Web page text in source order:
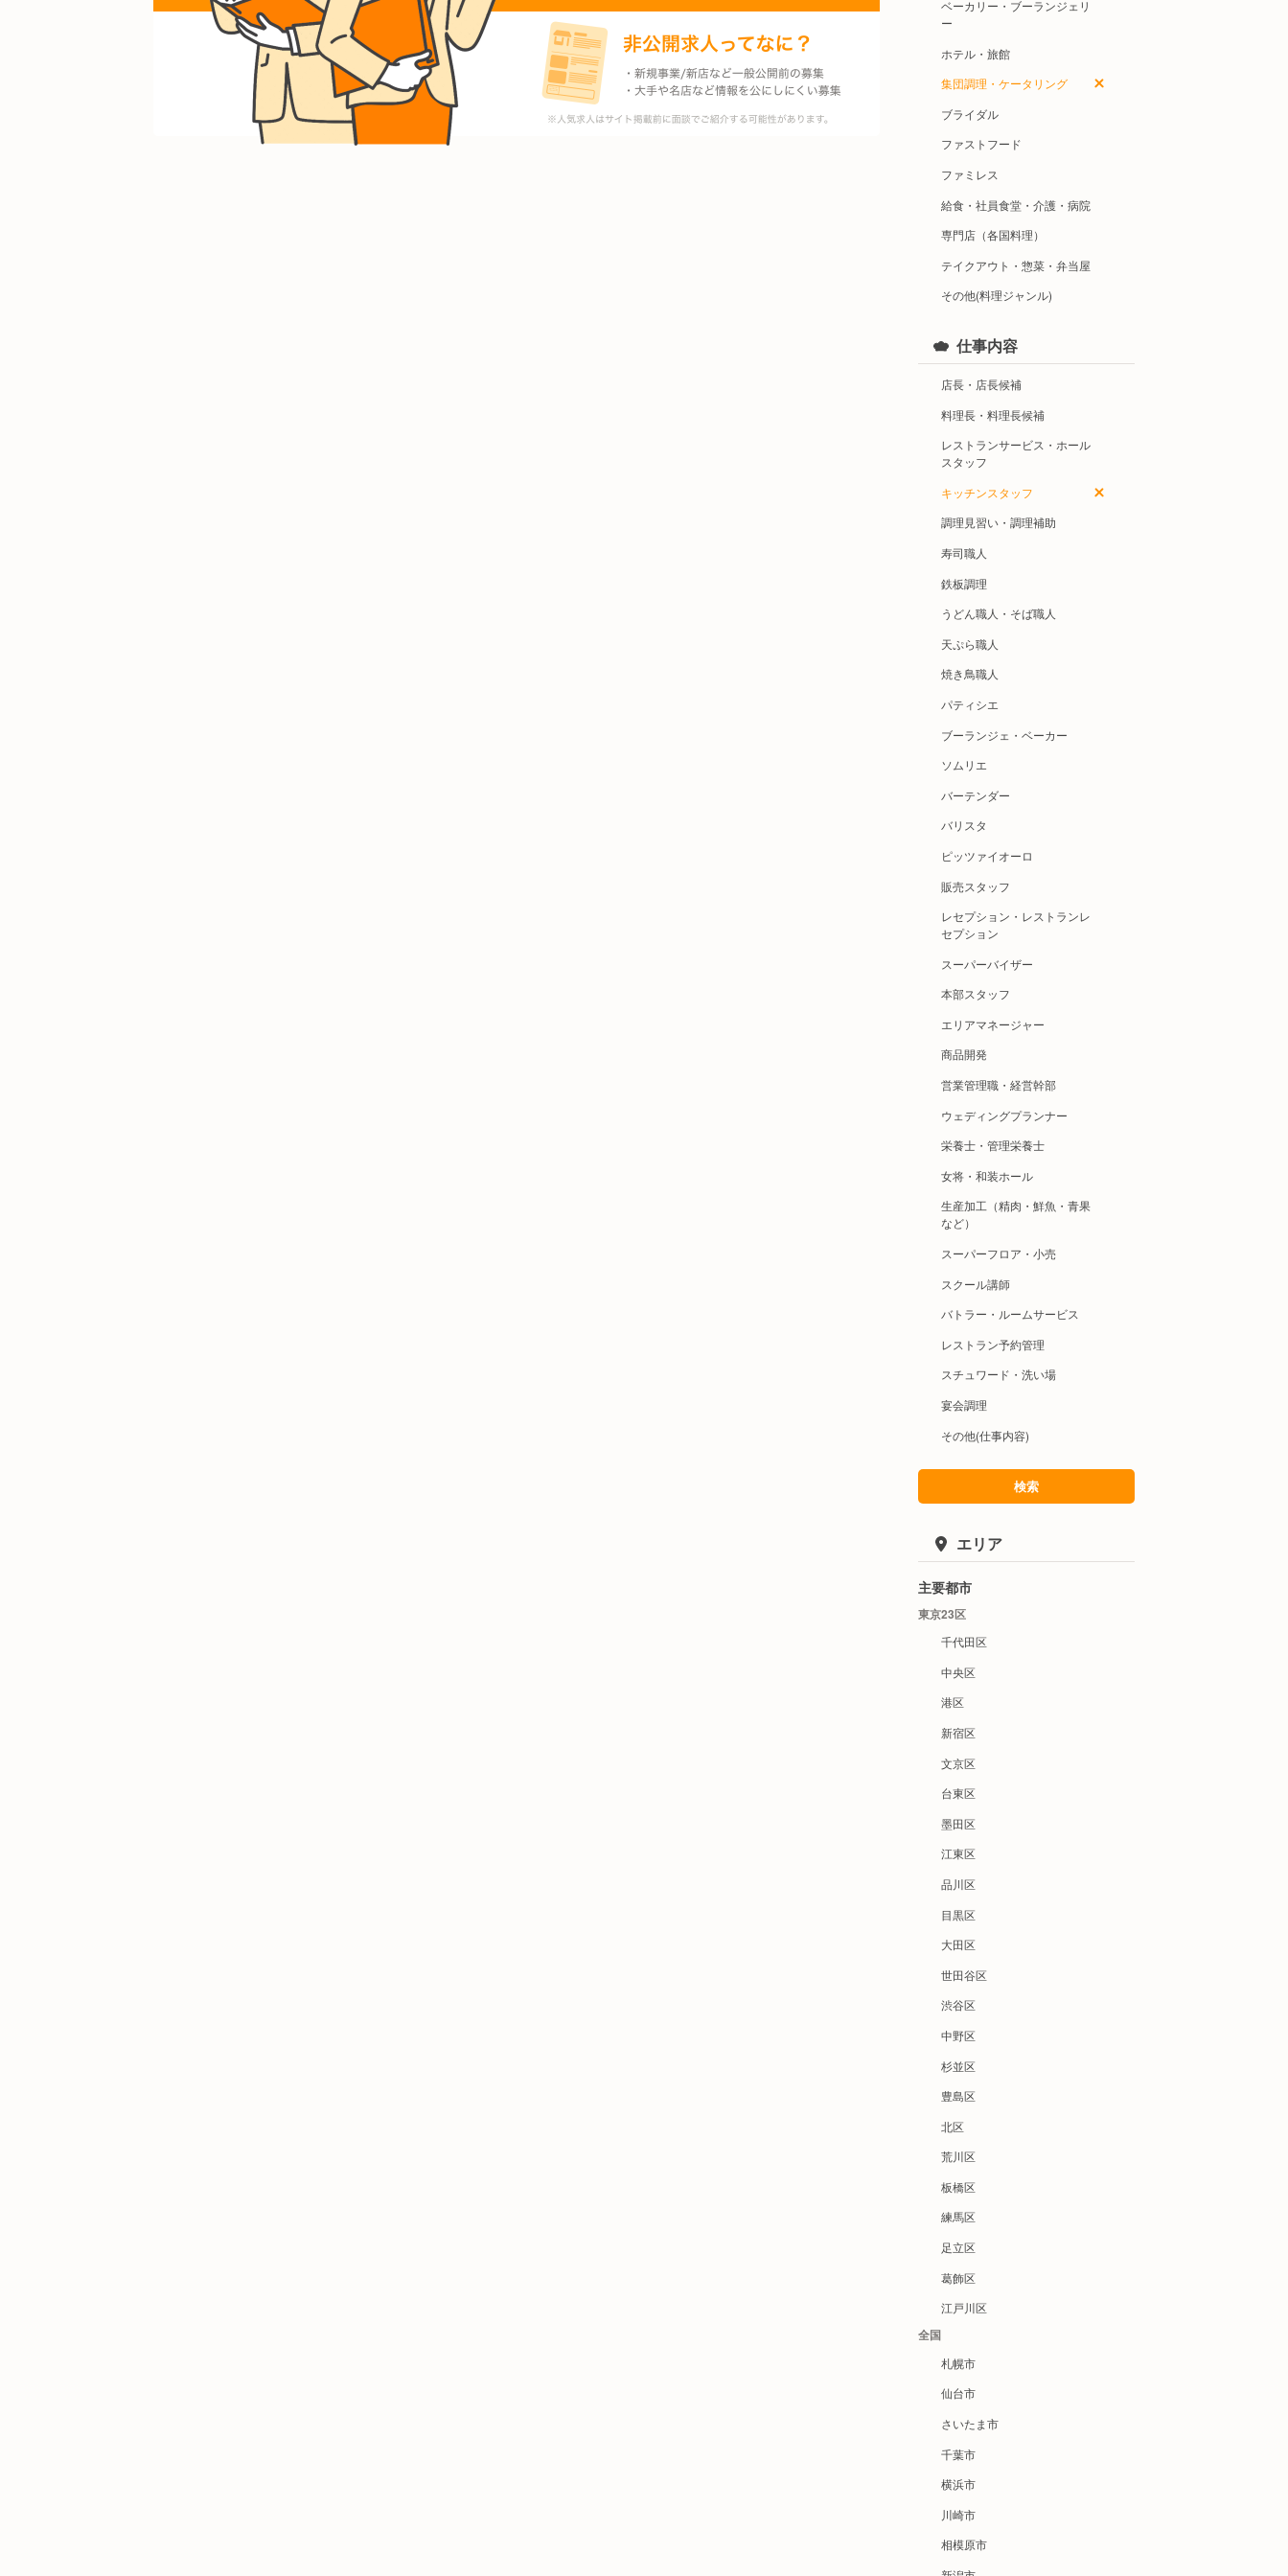
ベーカリー・ブーランジェリ
ー
ホテル・旅館
集団調理・ケータリング
ブライダル
ファストフード
ファミレス
給食・社員食堂・介護・病院
専門店（各国料理）
テイクアウト・惣菜・弁当屋
その他(料理ジャンル)
仕事内容
店長・店長候補
料理長・料理長候補
レストランサービス・ホール
スタッフ
キッチンスタッフ
調理見習い・調理補助
寿司職人
鉄板調理
うどん職人・そば職人
天ぷら職人
焼き鳥職人
パティシエ
ブーランジェ・ベーカー
ソムリエ
バーテンダー
バリスタ
ピッツァイオーロ
販売スタッフ
レセプション・レストランレ
セプション
スーパーバイザー
本部スタッフ
エリアマネージャー
商品開発
営業管理職・経営幹部
ウェディングプランナー
栄養士・管理栄養士
女将・和装ホール
生産加工（精肉・鮮魚・青果
など）
スーパーフロア・小売
スクール講師
バトラー・ルームサービス
レストラン予約管理
スチュワード・洗い場
宴会調理
その他(仕事内容)
検索
エリア
主要都市
東京23区
千代田区
中央区
港区
新宿区
文京区
台東区
墨田区
江東区
品川区
目黒区
大田区
世田谷区
渋谷区
中野区
杉並区
豊島区
北区
荒川区
板橋区
練馬区
足立区
葛飾区
江戸川区
全国
札幌市
仙台市
さいたま市
千葉市
横浜市
川崎市
相模原市